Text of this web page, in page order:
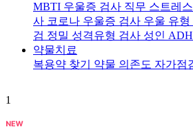
MBTI 우울증 검사 직무 스트레
사 코로나 우울증 검사 우울 유형
검 정밀 성격유형 검사 성인
약물치료
복용약 찾기 약물 의존도 자가점
1